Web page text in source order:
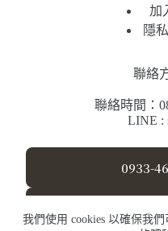
我們使用 cookies 以確保我
加
隱
聯絡
聯絡時間：
LINE :
0933-